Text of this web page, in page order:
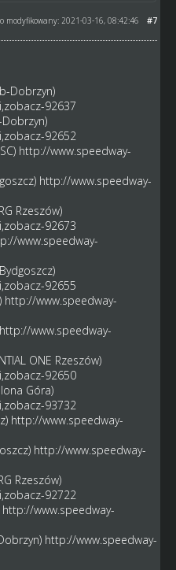
#7
modyfikowany: 2021-03-16, 08:42:46
Dobrzyn)
92637
Dobrzyn)
92652
http://www.speedway-
http://www.speedway-
Rzeszów)
92673
www.speedway-
92655
http://www.speedway-
http://www.speedway-
ONE Rzeszów)
92650
Góra)
93732
http://www.speedway-
http://www.speedway-
Rzeszów)
92722
http://www.speedway-
http://www.speedway-